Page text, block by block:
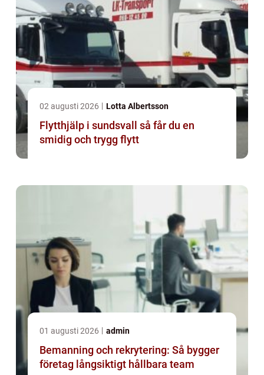
02 augusti 2026 Lotta Albertsson
Flytthjälp i sundsvall så får du en
smidig och trygg flytt
01 augusti 2026 admin
Bemanning och rekrytering: Så bygger
företag långsiktigt hållbara team